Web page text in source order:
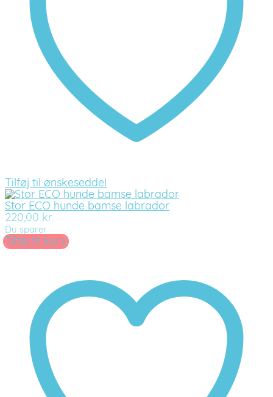
Tilføj til ønskeseddel
Stor ECO hunde bamse labrador
220,00 kr.
Du sparer
Tilføj til kurv